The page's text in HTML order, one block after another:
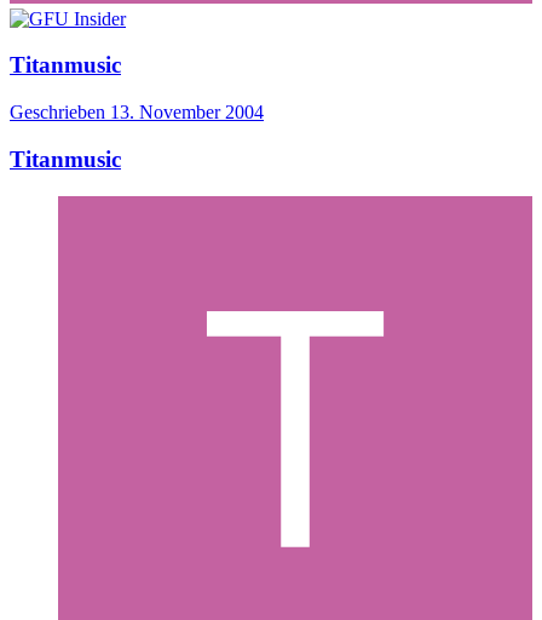
Titanmusic
Geschrieben 13. November 2004
Titanmusic